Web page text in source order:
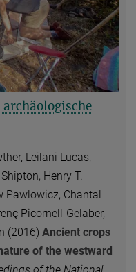
archäologische
Leilani Lucas,
Henry T.
Pawlowicz, Chantal
Picornell-Gelaber,
(2016) Ancient crops
of the westward